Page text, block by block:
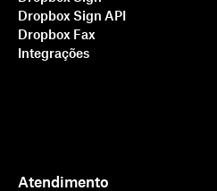
Dropbox Sign API
Dropbox Fax
Integrações
Atendimento